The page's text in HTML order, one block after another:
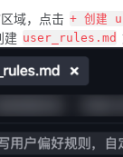
域，点击 + 创建
建 user_rules.md